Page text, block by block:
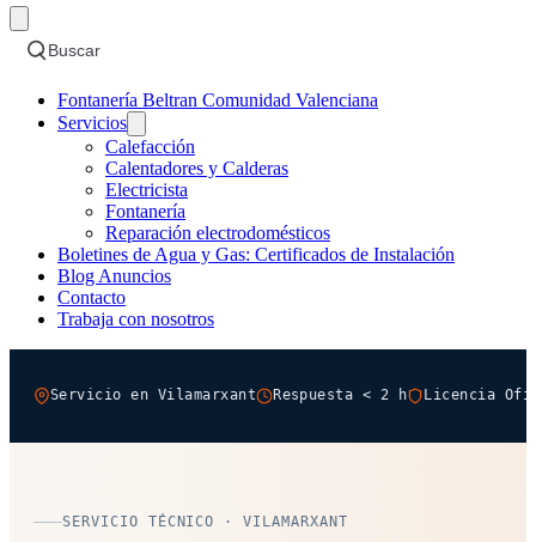
Buscar
Fontanería Beltran Comunidad Valenciana
Servicios
Calefacción
Calentadores y Calderas
Electricista
Fontanería
Reparación electrodomésticos
Boletines de Agua y Gas: Certificados de Instalación
Blog Anuncios
Contacto
Trabaja con nosotros
Servicio en Vilamarxant Respuesta < 2 h Licencia
SERVICIO TÉCNICO · VILAMARXANT